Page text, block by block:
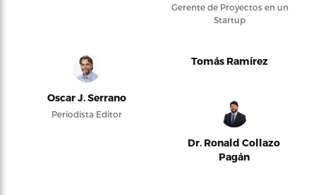
Gerente de Proyectos en un
Startup
Oscar J. Serrano
Periodista Editor
Tomás Ramírez
Dr. Ronald Collazo
Pagán